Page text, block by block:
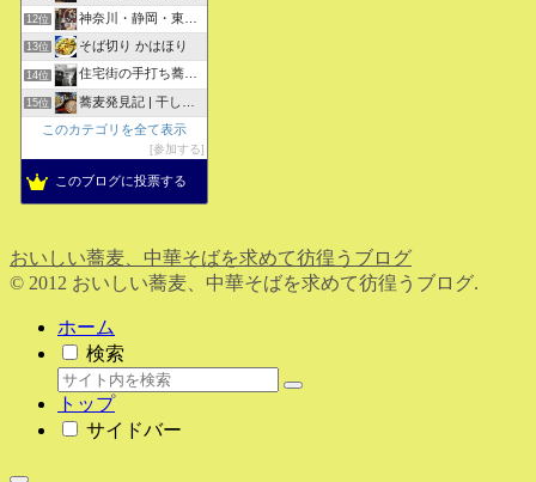
12位 神奈川・静岡・東京の蕎麦屋の評判と口コミ
13位 そば切り かはほり
14位 住宅街の手打ち蕎麦屋三代目ブログ
15位
蕎麦発見記 | 干しそばをメインにしたそばブログ
このカテゴリを全て表示
参加する
このブログに投票する
おいしい蕎麦、中華そばを求めて彷徨うブログ
© 2012 おいしい蕎麦、中華そばを求めて彷徨うブログ.
ホーム
検索
トップ
サイドバー